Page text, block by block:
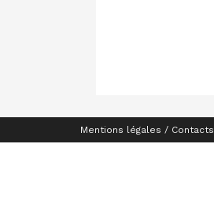
Mentions légales / Contacts